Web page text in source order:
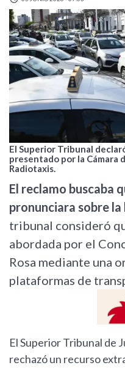
El Superior Tribunal
presentado por la Cámara
Radiotaxis.
El reclamo buscaba
pronunciara sobre
tribunal consideró
abordada por el
Rosa mediante una
plataformas de
El Superior Tribunal de
rechazó un recurso